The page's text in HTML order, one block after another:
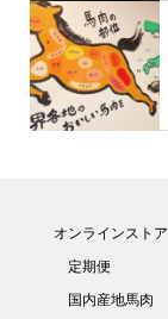
オンラインストア
定期便
国内産地馬肉